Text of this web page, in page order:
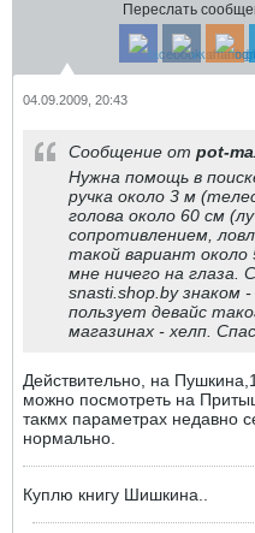
Переслать
04.09.2009, 20:43
Сообщение от pot-
Нужна помощь в
ручка около 3 м
голова около 60 см
сопротивлением,
такой вариант
мне ничего на глаза.
snasti.shop.by знаком
пользует девайс
магазинах - хелп.
Действительно, на
можно посмотреть на
такмх параметрах недавно
нормально.
Куплю книгу Шишкина..